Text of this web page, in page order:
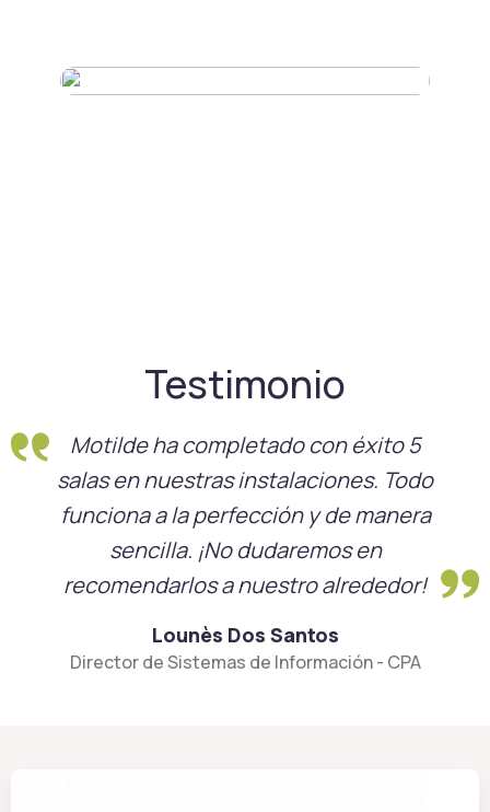
Testimonio
Motilde ha completado con éxito 5
salas en nuestras instalaciones. Todo
funciona a la perfección y de manera
sencilla. ¡No dudaremos en
recomendarlos a nuestro alrededor!
Lounès Dos Santos
Director de Sistemas de Información - CPA